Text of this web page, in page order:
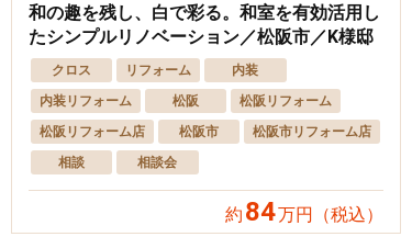
和の趣を残し、白で彩る。和室を有効活用し
たシンプルリノベーション／松阪市／K様邸
クロス リフォーム
内装
内装リフォーム
松阪
松阪リフォーム
松阪リフォーム店
松阪市
松阪市リフォーム店
相談
相談会
約 84万円（税込）